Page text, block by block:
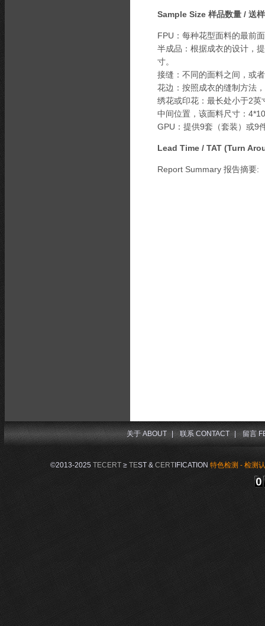
Sample Size 样品数量 / 送
FPU：每种花型面料的最前
半成品：根据成衣的设计，
寸。
接缝：不同的面料之间，或
花边：按照成衣的缝制方法
绣花或印花：最长处小于2
中间位置，该面料尺寸：
GPU：提供9套（套装）或9
Lead Time / TAT (Turn
Report Summary 报告摘要:
©2013-2025 TECERT≥ TEST &CERTIFICATION 特色检测 - 检测
关于 ABOUT | 联系 CONTACT | 留言